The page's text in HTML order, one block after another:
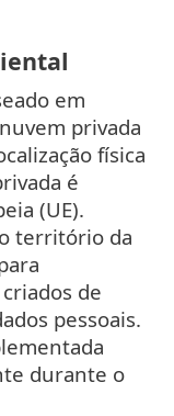
em
privada
física
é
(UE).
território da
de
pessoais.
durante o